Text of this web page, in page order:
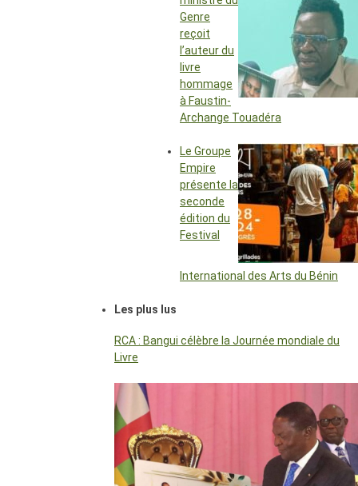
Genre
reçoit
l’auteur du
livre
hommage
à Faustin-
Archange Touadéra
Le Groupe
Empire
présente la
seconde
édition du
Festival
International des Arts du Bénin
Les plus lus
RCA : Bangui célèbre la Journée mondiale du
Livre